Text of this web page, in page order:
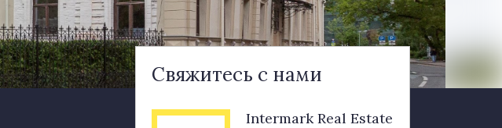
Свяжитесь с нами
Intermark Real Estate